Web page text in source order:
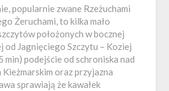
popularnie zwane Rzeżuchami
Żeruchami, to kilka mało
położonych w bocznej
od Jagnięciego Szczytu – Koziej
podejście od schroniska nad
oraz przyjazna
sprawiają że kawałek